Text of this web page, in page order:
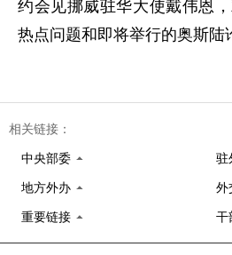
约会见挪威驻华大使戴伟恩
热点问题和即将举行的奥斯陆
相关链接：
中央部委 驻
地方外办 外
重要链接 干